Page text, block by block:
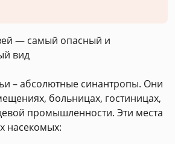
– абсолютные синантропы. Они
больницах, гостиницах,
промышленности. Эти места
насекомых: